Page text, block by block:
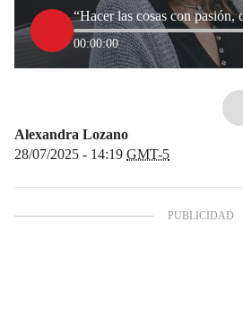
00:00:00
Alexandra Lozano
28/07/2025 - 14:19 GMT-5